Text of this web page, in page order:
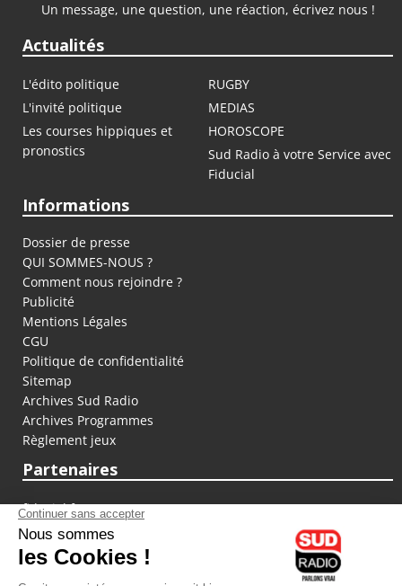
Un message, une question, une réaction, écrivez nous !
Actualités
L'édito politique
RUGBY
L'invité politique
MEDIAS
Les courses hippiques et
pronostics
HOROSCOPE
Sud Radio à votre Service avec
Fiducial
Informations
Dossier de presse
QUI SOMMES-NOUS ?
Comment nous rejoindre ?
Publicité
Mentions Légales
CGU
Politique de confidentialité
Sitemap
Archives Sud Radio
Archives Programmes
Règlement jeux
Partenaires
fiducial.fr
lyoncapitale.fr
olympique-et-lyonnais.com